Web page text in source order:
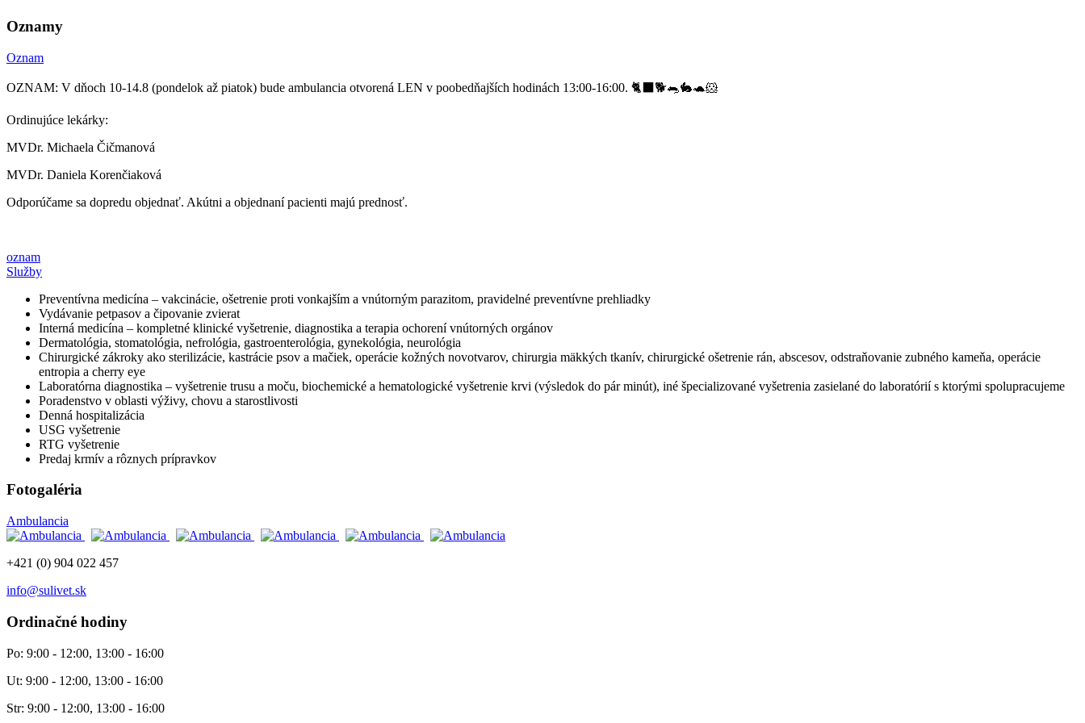
Oznamy
Oznam
OZNAM: V dňoch 10-14.8 (pondelok až piatok) bude ambulancia otvorená LEN v poobedňajších hodinách 13:00-16:00. 🐈‍⬛🐕🐀🐇🐢🐹
Ordinujúce lekárky:
MVDr. Michaela Čičmanová
MVDr. Daniela Korenčiaková
Odporúčame sa dopredu objednať. Akútni a objednaní pacienti majú prednosť.
oznam
Služby
Preventívna medicína – vakcinácie, ošetrenie proti vonkajším a vnútorným parazitom, pravidelné preventívne prehliadky
Vydávanie petpasov a čipovanie zvierat
Interná medicína – kompletné klinické vyšetrenie, diagnostika a terapia ochorení vnútorných orgánov
Dermatológia, stomatológia, nefrológia, gastroenterológia, gynekológia, neurológia
Chirurgické zákroky ako sterilizácie, kastrácie psov a mačiek, operácie kožných novotvarov, chirurgia mäkkých tkanív, chirurgické ošetrenie rán, abscesov, odstraňovanie zubného kameňa, operácie
entropia a cherry eye
Laboratórna diagnostika – vyšetrenie trusu a moču, biochemické a hematologické vyšetrenie krvi (výsledok do pár minút), iné špecializované vyšetrenia zasielané do laboratórií s ktorými spolupracujeme
Poradenstvo v oblasti výživy, chovu a starostlivosti
Denná hospitalizácia
USG vyšetrenie
RTG vyšetrenie
Predaj krmív a rôznych prípravkov
Fotogaléria
Ambulancia
+421 (0) 904 022 457
info@sulivet.sk
Ordinačné hodiny
Po: 9:00 - 12:00, 13:00 - 16:00
Ut: 9:00 - 12:00, 13:00 - 16:00
Str: 9:00 - 12:00, 13:00 - 16:00